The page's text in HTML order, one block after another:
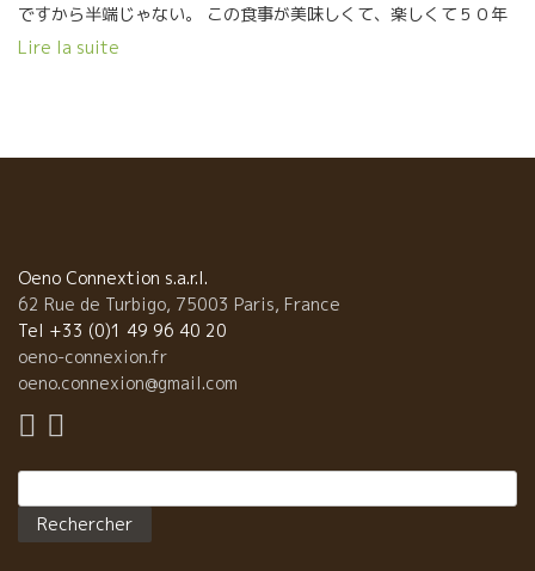
ですから半端じゃない。 この食事が美味しくて、楽しくて５０年
間、４０、３０、２０，１０年間と毎年来ている収穫人が３０％
Lire la suite
Oeno Connextion s.a.r.l.
62 Rue de Turbigo, 75003 Paris, France
Tel +33 (0)1 49 96 40 20
oeno-connexion.fr
oeno.connexion@gmail.com